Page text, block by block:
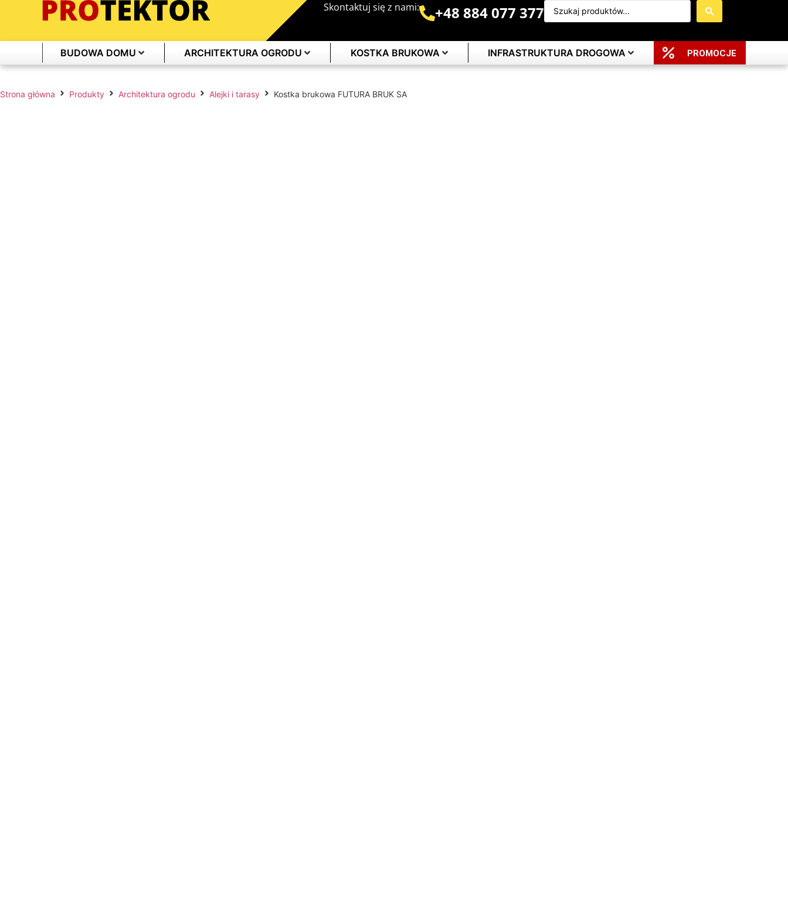
Skontaktuj się z nami: +48 884 077 377
BUDOWA DOMU ARCHITEKTURA OGRODU KOSTKA BRUKOWA INFRASTRUKTURA DROGOWA PROMOCJE
Strona główna Produkty Architektura ogrodu Alejki i tarasy Kostka brukowa FUTURA BRUK SA